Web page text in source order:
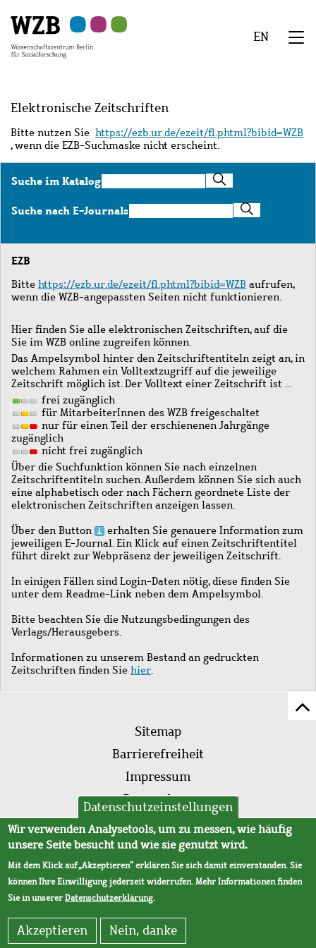
Hauptinhalt
springen
Navigation
springen
Suche
springen
Sekundärnavigation
springen
Fußzeile
springen
EN
Elektronische Zeitschriften
Bitte nutzen Sie https://ezb.ur.de/ezeit/fl.phtml?bibid=WZB
, wenn die EZB-Suchmaske nicht erscheint.
Suche im KatalogSuche
im
Katalog
Suche nach E-JournalsSuche
nach
Journals
EZB
Bitte https://ezb.ur.de/ezeit/fl.phtml?bibid=WZB aufrufen,
wenn die WZB-angepassten Seiten nicht funktionieren.
Hier finden Sie alle elektronischen Zeitschriften, auf die
Sie im WZB online zugreifen können.
Das Ampelsymbol hinter den Zeitschriftentiteln zeigt an, in
welchem Rahmen ein Volltextzugriff auf die jeweilige
Zeitschrift möglich ist. Der Volltext einer Zeitschrift ist …
frei zugänglich
für MitarbeiterInnen des WZB freigeschaltet
nur für einen Teil der erschienenen Jahrgänge
zugänglich
nicht frei zugänglich
Über die Suchfunktion können Sie nach einzelnen
Zeitschriftentiteln suchen. Außerdem können Sie sich auch
eine alphabetisch oder nach Fächern geordnete Liste der
elektronischen Zeitschriften anzeigen lassen.
Über den Button
erhalten Sie genauere Information zum
jeweiligen E-Journal. Ein Klick auf einen Zeitschriftentitel
führt direkt zur Webpräsenz der jeweiligen Zeitschrift.
In einigen Fällen sind Login-Daten nötig, diese finden Sie
unter dem Readme-Link neben dem Ampelsymbol.
Bitte beachten Sie die Nutzungsbedingungen des
Verlags/Herausgebers.
Informationen zu unserem Bestand an gedruckten
Zeitschriften finden Sie hier.
Fußleistenmenü
Sitemap
Barrierefreiheit
Impressum
Datenschutz
AVB
Datenschutzeinstellungen
Wir verwenden Analysetools, um zu messen, wie häufig
unsere Seite besucht und wie sie genutzt wird.
Mit dem Klick auf „Akzeptieren“ erklären Sie sich damit einverstanden. Sie
können Ihre Einwilligung jederzeit widerrufen. Mehr Informationen finden
Sie in unsererDatenschutzerklärung.
Akzeptieren Nein, danke